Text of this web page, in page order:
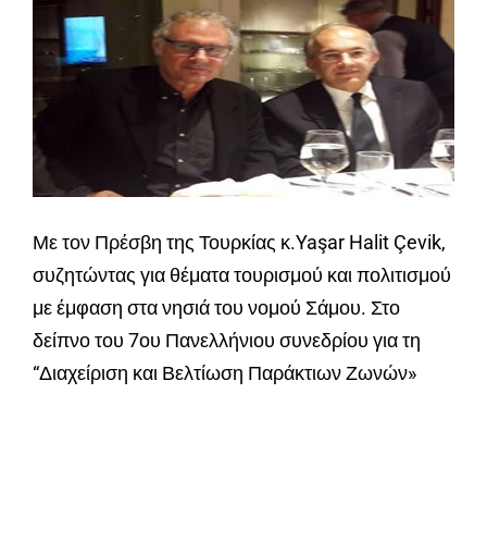
Με τον Πρέσβη της Τουρκίας κ.Yaşar Halit Çevik,
συζητώντας για θέματα τουρισμού και πολιτισμού
με έμφαση στα νησιά του νομού Σάμου. Στο
δείπνο του 7ου Πανελλήνιου συνεδρίου για τη
“Διαχείριση και Βελτίωση Παράκτιων Ζωνών»